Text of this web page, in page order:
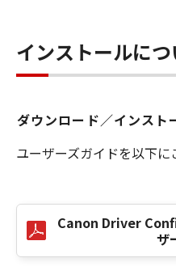
７．保証の否認・免責
(1) 「本ソフトウェア
状態で使用許諾されま
代理店または販売店の
適合性の保証を含め、
(2) キヤノン、キヤノ
連会社、それらの販
ずれも、「本ソフト
インストールにつ
ダウンロード／インスト
ユーザーズガイドを以下に
Canon Driver
ザ